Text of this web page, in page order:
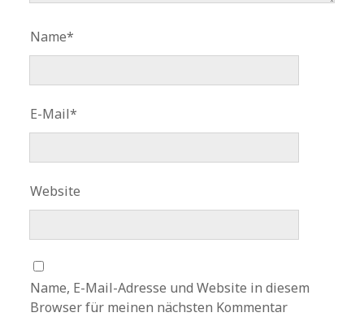
Name*
E-Mail*
Website
Name, E-Mail-Adresse und Website in diesem
Browser für meinen nächsten Kommentar